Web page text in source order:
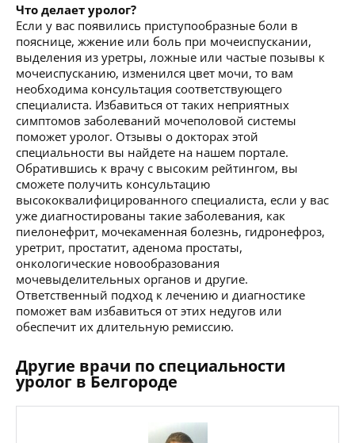
Что делает уролог?
Если у вас появились приступообразные боли в
пояснице, жжение или боль при мочеиспускании,
выделения из уретры, ложные или частые позывы к
мочеиспусканию, изменился цвет мочи, то вам
необходима консультация соответствующего
специалиста. Избавиться от таких неприятных
симптомов заболеваний мочеполовой системы
поможет уролог. Отзывы о докторах этой
специальности вы найдете на нашем портале.
Обратившись к врачу с высоким рейтингом, вы
сможете получить консультацию
высококвалифицированного специалиста, если у вас
уже диагностированы такие заболевания, как
пиелонефрит, мочекаменная болезнь, гидронефроз,
уретрит, простатит, аденома простаты,
онкологические новообразования
мочевыделительных органов и другие.
Ответственный подход к лечению и диагностике
поможет вам избавиться от этих недугов или
обеспечит их длительную ремиссию.
Другие врачи по специальности
уролог в Белгороде